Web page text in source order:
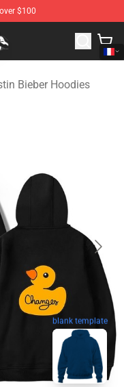
$100
Bieber Merchandise
Bieber Hoodies
blank template